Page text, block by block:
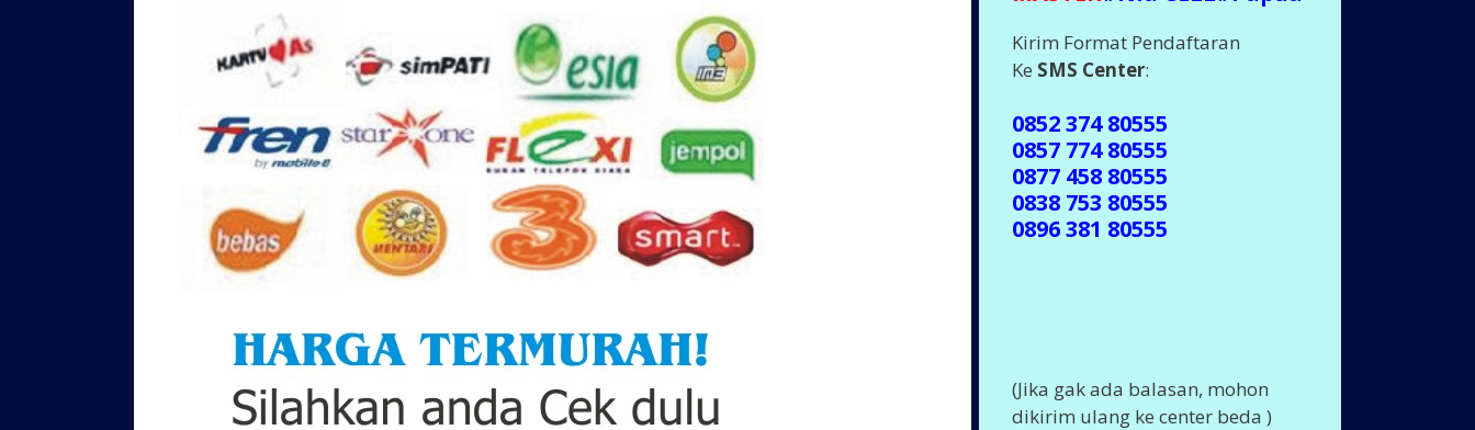
Kirim Format Pendaftaran
Ke SMS Center:
0852 374 80555
0857 774 80555
0877 458 80555
0838 753 80555
0896 381 80555
(Jika gak ada balasan, mohon
dikirim ulang ke center beda )